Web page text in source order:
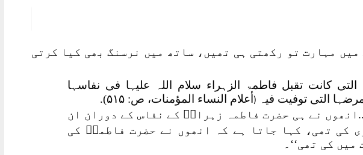
مہارت تو رکھتی ہی تھیں، ساتھ میں نرسنگ بھی کیا کرتی
کانت تقبل فاطمۃ الزہراء سلام اللہ علیہا فی نفاسہا
التی توفیت فیہ
(أعلام النساء المؤمنات، ص: ۵۱۵).
نے ہی حضرت فاطمہ زہراءؓ کے نفاس کے دوران ان
کی تھی، کہا جاتا ہے کہ انھوں نے حضرت فاطمہؓ کی
کی تھی‘‘۔